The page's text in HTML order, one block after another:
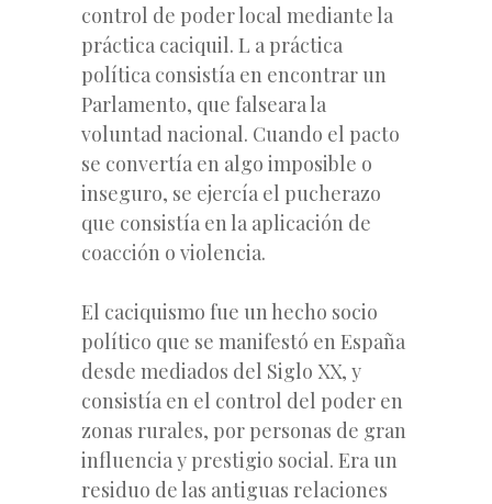
control de poder local mediante la
práctica caciquil. L a práctica
política consistía en encontrar un
Parlamento, que falseara la
voluntad nacional. Cuando el pacto
se convertía en algo imposible o
inseguro, se ejercía el pucherazo
que consistía en la aplicación de
coacción o violencia.
El caciquismo fue un hecho socio
político que se manifestó en España
desde mediados del Siglo XX, y
consistía en el control del poder en
zonas rurales, por personas de gran
influencia y prestigio social. Era un
residuo de las antiguas relaciones